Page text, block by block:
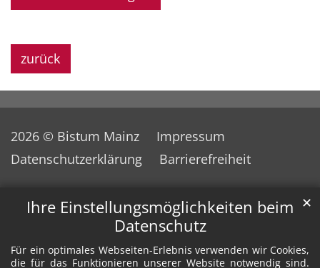
Ihre Einstellungsmöglichkeiten beim
Datenschutz
Für ein optimales Webseiten-Erlebnis verwenden wir Cookies,
die für das Funktionieren unserer Website notwendig sind.
✕
zurück
2026 © Bistum Mainz
Impressum
Datenschutzerklärung
Barrierefreiheit